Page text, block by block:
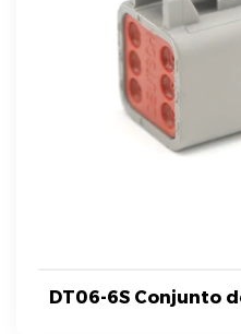
DT06-6S Conjunto